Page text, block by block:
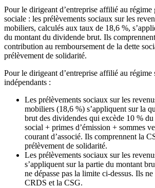
Pour le dirigeant d’entreprise affilié au régime
sociale : les prélèvements sociaux sur les
mobiliers, calculés aux taux de 18,6 %,
du montant du dividende brut. Ils
contribution au remboursement de la dette
prélèvement de solidarité.
Pour le dirigeant d’entreprise affilié au régime
indépendants :
Les prélèvements sociaux sur les
mobiliers (18,6 %) s’appliquent sur la
brut des dividendes qui excède 10 %
social + primes d’émission + sommes
courant d’associé. Ils comprennent la
prélèvement de solidarité.
Les prélèvements sociaux sur les
s’appliquent sur la partie du montant
ne dépasse pas la limite ci-dessus. Ils
CRDS et la CSG.